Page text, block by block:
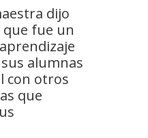
dijo
fue un
alumnas
con otros
que